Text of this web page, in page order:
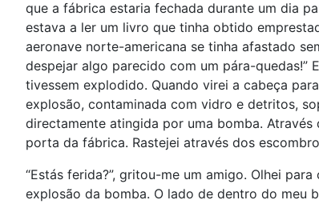
que a fábrica estaria fechada durante um dia
estava a ler um livro que tinha obtido
aeronave norte-americana se tinha afastado
despejar algo parecido com um pára-quedas!”
tivessem explodido. Quando virei a cabeça
explosão, contaminada com vidro e detritos,
directamente atingida por uma bomba.
porta da fábrica. Rastejei através dos
“Estás ferida?”, gritou-me um amigo. Olhei
explosão da bomba. O lado de dentro do meu